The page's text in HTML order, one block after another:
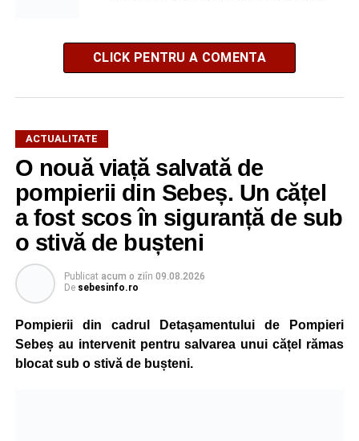
CLICK PENTRU A COMENTA
ACTUALITATE
O nouă viață salvată de
pompierii din Sebeș. Un cățel
a fost scos în siguranță de sub
o stivă de bușteni
Publicat acum o ziîn 09.08.2026
De sebesinfo.ro
Pompierii din cadrul Detașamentului de Pompieri
Sebeș au intervenit pentru salvarea unui cățel rămas
blocat sub o stivă de bușteni.